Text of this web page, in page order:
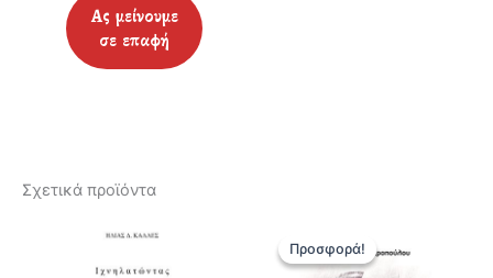
Σχετικά προϊόντα
Προσφορά!
Προσφορά!